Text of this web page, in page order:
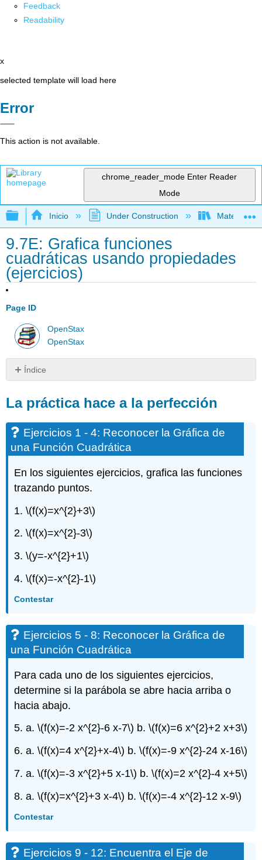
Feedback
Readability
x
selected template will load here
Error
This action is not available.
chrome_reader_mode Enter Reader
Mode
Expandir/contraer jerarquía global
Inicio Under Construction
9.7E: Grafica funciones
cuadráticas usando propiedades
(ejercicios)
Page ID
OpenStax
OpenStax
Índice
práctica
hace
a
la
perfección
1
-
Reconocer
la
Gráfica
una
Cuadrática
5
8:
Reconocer
la
de
una
Función
Cuadrática
Ejercicios
9
-
12:
Encuentra
el
Eje
de
Simetría
de
La práctica hace a la perfección
Ejercicios 1 - 4: Reconocer la Gráfica de
una Función Cuadrática
En los siguientes ejercicios, grafica las funciones
trazando puntos.
1.\(f(x)=x^{2}+3\)
2.\(f(x)=x^{2}-3\)
3.\(y=-x^{2}+1\)
4.\(f(x)=-x^{2}-1\)
Contestar
Ejercicios 5 - 8: Reconocer la Gráfica de
una Función Cuadrática
Para cada uno de los siguientes ejercicios,
determine si la parábola se abre hacia arriba o
hacia abajo.
5. a.\(f(x)=-2 x^{2}-6 x-7\) b.\(f(x)=6 x^{2}+2 x+3\)
6. a.\(f(x)=4 x^{2}+x-4\) b.\(f(x)=-9 x^{2}-24 x-16\)
7. a.\(f(x)=-3 x^{2}+5 x-1\) b.\(f(x)=2 x^{2}-4 x+5\)
8. a.\(f(x)=x^{2}+3 x-4\) b.\(f(x)=-4 x^{2}-12 x-9\)
Contestar
Ejercicios 9 - 12: Encuentra el Eje de